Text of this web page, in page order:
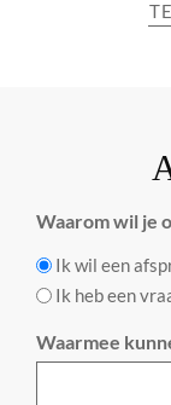
Waarom wil je
Ik wil een
Ik heb een
Waarmee